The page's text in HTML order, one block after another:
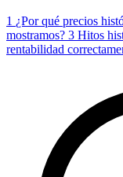
1 ¿Por qué precios
mostramos? 3 Hitos
rentabilidad